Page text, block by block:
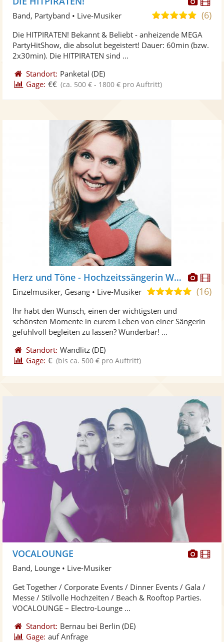
Fotos
4,9
5
(6)
Band, Partyband • Live-Musiker
Die HITPIRATEN! Bekannt & Beliebt - anheizende MEGA
PartyHitShow, die absolut begeistert! Dauer: 60min (bzw.
2x30min). Die HITPIRATEN sind ...
Standort: Panketal (DE)
Gage: €€ (ca. 500 € - 1800 € pro Auftritt)
Herz und Töne - Hochzeitssängerin Wiebke
5,0
Sternen
(16)
Einzelmusiker, Gesang • Live-Musiker
Ihr habt den Wunsch, einen der wichtigsten und
schönsten Momente in eurem Leben von einer Sängerin
gefühlvoll begleiten zu lassen? Wunderbar! ...
Standort: Wandlitz (DE)
Gage: € (bis ca. 500 € pro Auftritt)
Fotos
VOCALOUNGE
Band, Lounge • Live-Musiker
Get Together / Corporate Events / Dinner Events / Gala /
Messe / Stilvolle Hochzeiten / Beach & Rooftop Parties.
VOCALOUNGE – Electro-Lounge ...
Standort: Bernau bei Berlin (DE)
Gage: auf Anfrage